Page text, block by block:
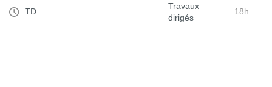
TD
Travaux
dirigés
18h